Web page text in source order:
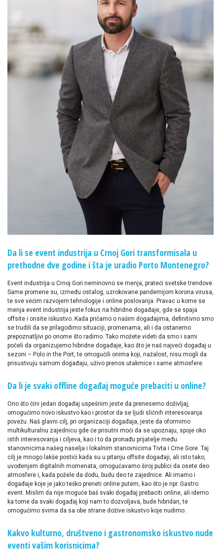
Da li se event industrija u Crnoj Gori transformisala u
prethodne dve godine i šta je uradio Porto Montenegro?
Event industrija u Crnoj Gori neminovno se menja, prateći svetske trendove.
Same promene su, između ostalog, uzrokovane pandemijom korona virusa,
te sve većim razvojem tehnologije i online poslovanja. Pravac u kome se
menja event industrija jeste fokus na hibridne događaje, gde se spaja
offsite i onsite iskustvo. Kada pričamo o našim događajima, definitivno smo
se trudili da se prilagodimo situaciji, promenama, ali i da ostanemo
prepoznatljivi po onome što radimo. Tako možete videti da smo i sami
počeli da organizujemo hibridne događaje, kao što je naš najveći događaj u
sezoni – Polo in the Port, te omogućili onima koji, nažalost, nisu mogli da
prisustvuju samom događaju, uživo prenos utakmice i same atmosfere.
Da li je svaki offline događaj moguće prebaciti u online?
Ono što čini jedan događaj uspešnim jeste da prenesemo doživljaj,
omogućimo novo iskustvo kao i prostor da se ljudi sličnih interesovanja
povežu. Naš glavni cilj, pri organizaciji događaja, jeste da oformimo
multikulturalnu zajednicu gde će prisutni moći da se upoznaju, spoje oko
istih interesovanja i ciljeva, kao i to da pronađu prijatelje među
stanovnicima našeg naselja i lokalnim stanovnicima Tivta i Crne Gore. Taj
cilj je mnogo lakše postići kada su u pitanju offsite događaji, ali isto tako,
uvođenjem digitalnih momenata, omogućavamo široj publici da osete deo
atmosfere i, kada požele da dođu, budu deo te zajednice. Ali imamo i
događaje koje je jako teško preneti online putem, kao što je npr. Gastro
event. Mislim da nije moguće baš svaki događaj prebaciti online, ali idemo
ka tome da svaki događaj koji nam to dozvoljava, bude hibridan, te
omogućimo svima da sa obe strane dožive iskustvo koje nudimo.
Kakvo kulturno, društveno i gastronomsko iskustvo nude
eventi vašim korisnicima?